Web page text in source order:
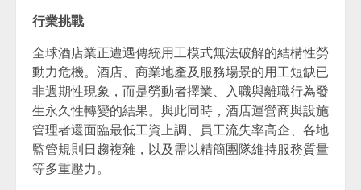
行業挑戰
全球酒店業正遭遇傳統用工模式無法破解的結構性勞
動力危機。酒店、商業地產及服務場景的用工短缺已
非週期性現象，而是勞動者擇業、入職與離職行為發
生永久性轉變的結果。與此同時，酒店運營商與設施
管理者還面臨最低工資上調、員工流失率高企、各地
監管規則日趨複雜，以及需以精簡團隊維持服務質量
等多重壓力。